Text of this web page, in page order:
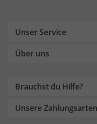
Unser Service
Über uns
Brauchst du Hilfe?
Unsere Zahlungsarten